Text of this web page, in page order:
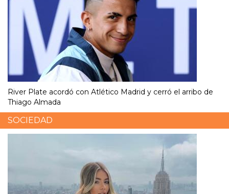
River Plate acordó con Atlético Madrid y cerró el arribo de
Thiago Almada
SOCIEDAD